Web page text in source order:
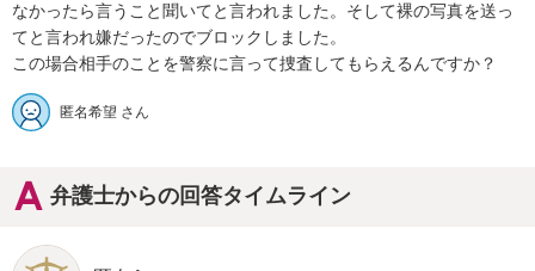
なかったら言うこと聞いてと言われました。そして裸の写真を送っ
てと言われ嫌だったのでブロックしました。
この場合相手のことを警察に言って捜査してもらえるんですか？
匿名希望 さん
弁護士からの回答タイムライン